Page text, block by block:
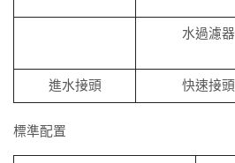
水過濾器
進水接頭 快速接頭
標準配置